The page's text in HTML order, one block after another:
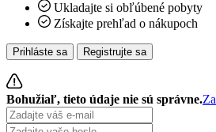
Ukladajte si obľúbené pobyty
Získajte prehľad o nákupoch
Prihláste sa Registrujte sa
Bohužiaľ, tieto údaje nie sú správne.